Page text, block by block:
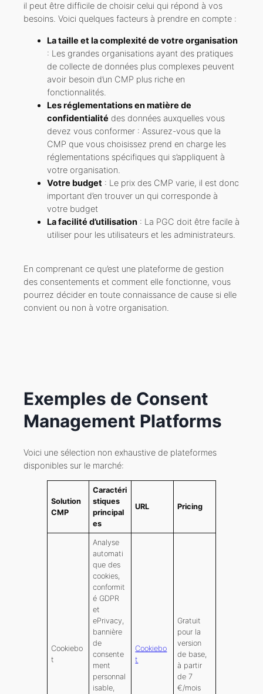
il peut être difficile de choisir celui qui répond à vos
besoins. Voici quelques facteurs à prendre en compte :
La taille et la complexité de votre organisation
: Les grandes organisations ayant des pratiques
de collecte de données plus complexes peuvent
avoir besoin d’un CMP plus riche en
fonctionnalités.
Les réglementations en matière de
confidentialité des données auxquelles vous
devez vous conformer : Assurez-vous que la
CMP que vous choisissez prend en charge les
réglementations spécifiques qui s’appliquent à
votre organisation.
Votre budget : Le prix des CMP varie, il est donc
important d’en trouver un qui corresponde à
votre budget
La facilité d’utilisation : La PGC doit être facile à
utiliser pour les utilisateurs et les administrateurs.
En comprenant ce qu’est une plateforme de gestion
des consentements et comment elle fonctionne, vous
pourrez décider en toute connaissance de cause si elle
convient ou non à votre organisation.
Exemples de Consent
Management Platforms
Voici une sélection non exhaustive de plateformes
disponibles sur le marché:
Solution
CMP
Caractéri
stiques
principal
es
URL Pricing
Cookiebo
t
Analyse
automati
que des
cookies,
conformit
é GDPR
et
ePrivacy,
bannière
de
consente
ment
personnal
isable,
Cookiebo
t
Gratuit
pour la
version
de base,
à partir
de 7
€/mois